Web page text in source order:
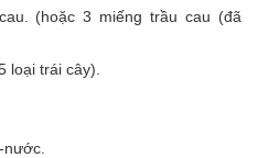
(hoặc 3 miếng trầu cau (đã
loại trái cây).